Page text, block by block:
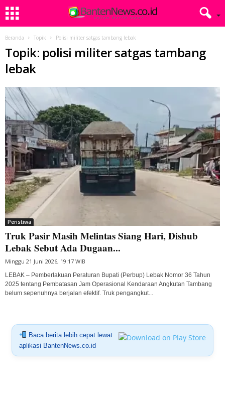
Beranda Topik Polisi militer satgas tambang lebak
Topik: polisi militer satgas tambang
lebak
Peristiwa
Truk Pasir Masih Melintas Siang Hari, Dishub
Lebak Sebut Ada Dugaan...
Minggu 21 Juni 2026, 19:17 WIB
LEBAK – Pemberlakuan Peraturan Bupati (Perbup) Lebak Nomor 36 Tahun
2025 tentang Pembatasan Jam Operasional Kendaraan Angkutan Tambang
belum sepenuhnya berjalan efektif. Truk pengangkut...
Baca berita lebih cepat lewat
aplikasi BantenNews.co.id